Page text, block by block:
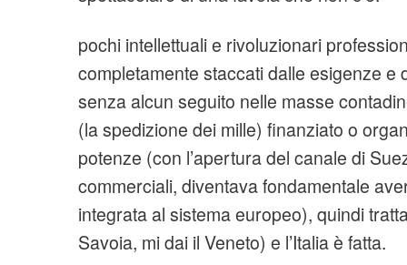
pochi intellettuali e rivoluzionari
completamente staccati dalle esigenze e
senza alcun seguito nelle masse
(la spedizione dei mille) finanziato o
potenze (con l’apertura del canale di
commerciali, diventava fondamentale
integrata al sistema europeo), quindi
Savoia, mi dai il Veneto) e l’Italia è fatta.